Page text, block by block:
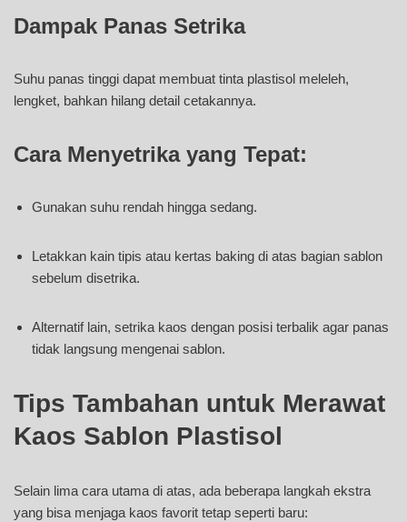
Dampak Panas Setrika
Suhu panas tinggi dapat membuat tinta plastisol meleleh,
lengket, bahkan hilang detail cetakannya.
Cara Menyetrika yang Tepat:
Gunakan suhu rendah hingga sedang.
Letakkan kain tipis atau kertas baking di atas bagian sablon
sebelum disetrika.
Alternatif lain, setrika kaos dengan posisi terbalik agar panas
tidak langsung mengenai sablon.
Tips Tambahan untuk Merawat
Kaos Sablon Plastisol
Selain lima cara utama di atas, ada beberapa langkah ekstra
yang bisa menjaga kaos favorit tetap seperti baru: